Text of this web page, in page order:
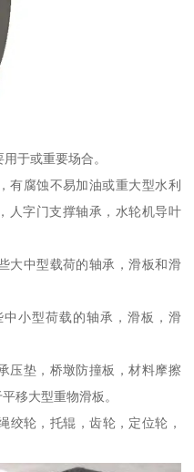
于或重要场合。
有腐蚀不易加油或重大型水利
人字门支撑轴承，水轮机导叶
大中型载荷的轴承，滑板和滑
小型荷载的轴承，滑板，滑
压垫，桥墩防撞板，材料摩擦
移大型重物滑板。
绞轮，托辊，齿轮，定位轮，